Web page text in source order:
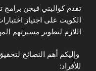
تقدم كواليتي فيجن برامج
الكويت على اجتياز
اللازم لتطوير مسيرتهم
وإليكم أهم النصائح
للأفراد: